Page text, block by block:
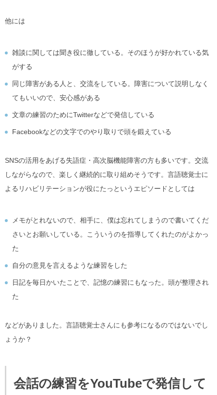
他には
雑談に関しては聞き役に徹している。そのほうが好かれている気
がする
同じ障害がある人と、交流をしている。障害について説明しなく
てもいいので、安心感がある
文章の練習のためにTwitterなどで発信している
Facebookなどの文字でのやり取りで頭を鍛えている
SNSの活用をあげる失語症・高次脳機能障害の方も多いです。交流
しながらなので、楽しく継続的に取り組めそうです。言語聴覚士に
よる リハビリテーションが役にたっというエピソードとしては
メモがとれないので、相手に、僕は忘れてしまうので書いてくだ
さいとお願いしている。こういうのを指導してくれたのがよかっ
た
自分の意見を言えるような練習をした
日記を毎日かいたことで、記憶の練習にもなった。頭が整理され
た
などがありました。言語聴覚士さんにも参考になるのではないでし
ょうか？
会話の練習をYouTubeで発信して